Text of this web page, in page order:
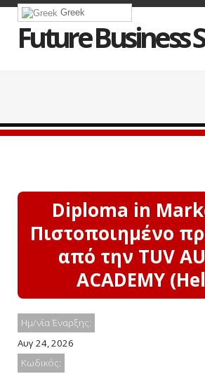
Greek
Future Business
Diploma in
Πιστοποιημένο
από την TUV
ACADEMY
Ημ/νία Έναρξης:
Αυγ 24, 2026
Κωδικός: